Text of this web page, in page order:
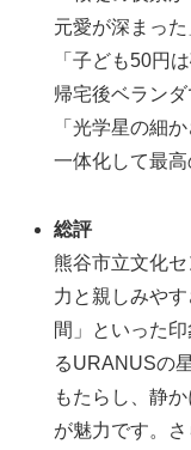
元愛が深まった
「子ども50円
帰宅後ベランダ
「光学星の細
一体化して最高
総評
熊谷市立文化
力と親しみや
間」といった
るURANUSの
もたらし、静
が魅力です。